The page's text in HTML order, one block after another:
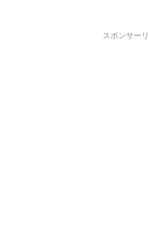
スポンサー